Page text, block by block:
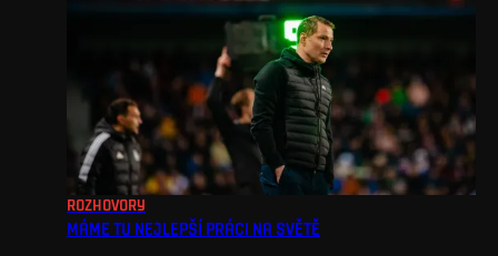
ROZHOVORY
MÁME TU NEJLEPŠÍ PRÁCI NA SVĚTĚ